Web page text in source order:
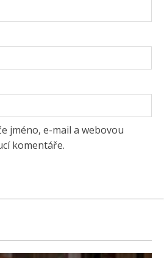
jméno, e-mail a webovou
komentáře.